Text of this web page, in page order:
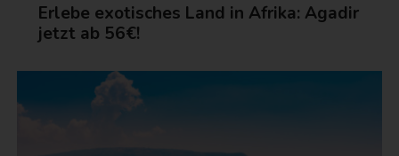
Erlebe exotisches Land in Afrika: Agadir
jetzt ab 56€!